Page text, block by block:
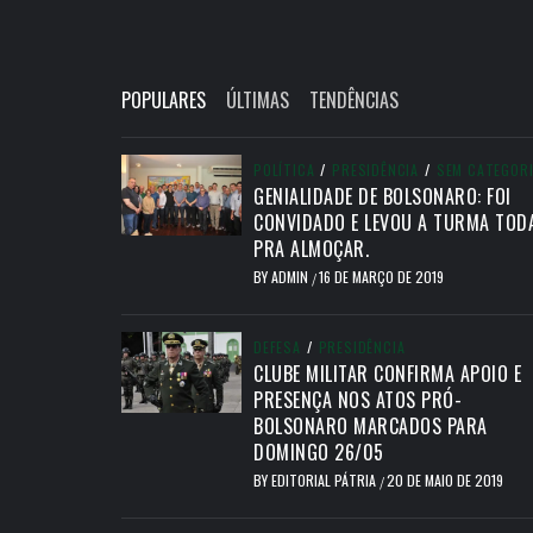
POPULARES ÚLTIMAS TENDÊNCIAS
POLÍTICA / PRESIDÊNCIA / SEM
GENIALIDADE DE BOLSONARO: FOI
CONVIDADO E LEVOU A TURMA
PRA ALMOÇAR.
BYADMIN /16 DE MARÇO DE 2019
DEFESA / PRESIDÊNCIA
CLUBE MILITAR CONFIRMA APOIO E
PRESENÇA NOS ATOS PRÓ-
BOLSONARO MARCADOS PARA
DOMINGO 26/05
BYEDITORIAL PÁTRIA /20 DE MAIO DE 2019